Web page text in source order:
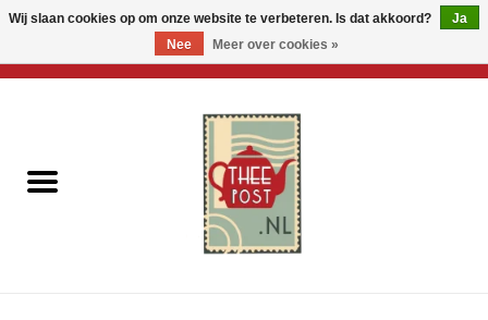
Losse thee
Wij slaan cookies op om onze website te verbeteren. Is dat akkoord?
Ja
Nee
Meer over cookies »